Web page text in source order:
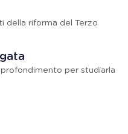
della riforma del Terzo
per studiarla